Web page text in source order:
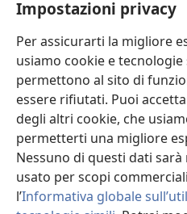
Impostazioni privacy
Per assicurarti la migliore
usiamo cookie e
permettono al sito di
essere rifiutati. Puoi
degli altri cookie, che
permetterti una migliore
Nessuno di questi dati
usato per scopi
l’Informativa globale
Nota per i pazienti: rivolgetevi sempre al
condizioni mediche o alle cure
consultate un medico.
Le condizioni d’uso di questo sito ne
Imposta tema